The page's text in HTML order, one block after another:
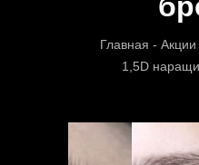
Главная - Акции
1,5D